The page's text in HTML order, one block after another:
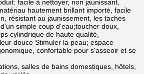
facile à nettoyer, non jaunissant,
hautement brillant importé, facile
résistant au jaunissement, les taches
simple coup d'eau;toucher doux,
cylindrique de haute qualité,
douce Stimuler la peau; espace
confortable pour s'asseoir et se
salles de bains domestiques, hôtels,